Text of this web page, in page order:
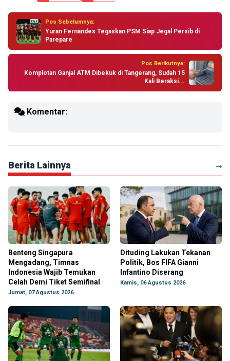
Pos Sebelumnya:
Yuran Fernandes Tegaskan PSM Siap Jegal Persib di
Parepare
Pos Berikutnya:
Komplotan Ganjal ATM Dibekuk di Tangerang, Sudah 15
Kali Beraksi...
Komentar:
Berita Lainnya
Benteng Singapura
Mengadang, Timnas
Indonesia Wajib Temukan
Celah Demi Tiket Semifinal
Jumat, 07 Agustus 2026
Dituding Lakukan Tekanan
Politik, Bos FIFA Gianni
Infantino Diserang
Kamis, 06 Agustus 2026